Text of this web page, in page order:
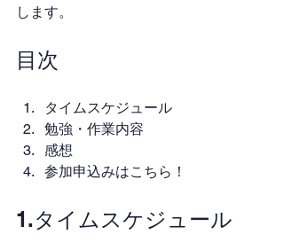
します。
目次
タイムスケジュール
勉強・作業内容
感想
参加申込みはこちら！
1.タイムスケジュール